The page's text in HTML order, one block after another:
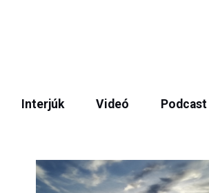
Interjúk Videó Podcast